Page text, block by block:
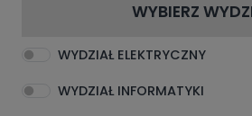
WYBIERZ
WYDZIAŁ ELEKTRYCZNY
WYDZIAŁ INFORMATYKI